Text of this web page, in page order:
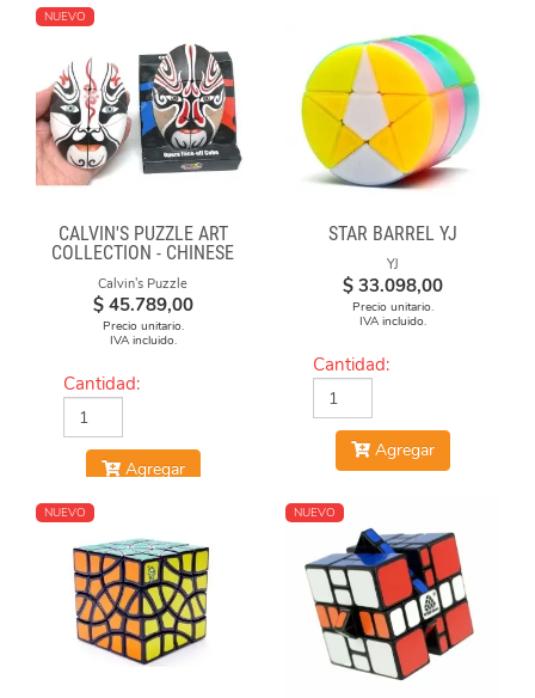
NUEVO
CALVIN'S PUZZLE ART
COLLECTION - CHINESE
OPERA FACE-OFF CUBE
(BLACK & WHITE MASKS)
Calvin's Puzzle
$ 45.789,00
Precio unitario.
IVA incluido.
Cantidad:
Agregar
STAR BARREL YJ
YJ
$ 33.098,00
Precio unitario.
IVA incluido.
Cantidad:
Agregar
NUEVO NUEVO